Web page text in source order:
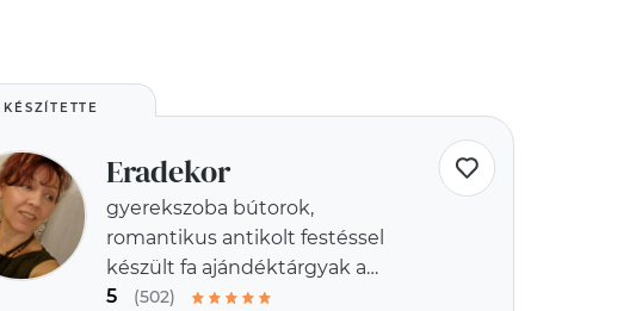
KÉSZÍTETTE
Eradekor
gyerekszoba bútorok,
romantikus antikolt festéssel
készült fa ajándéktárgyak a
provence-i stílus jegyében
5
(502)